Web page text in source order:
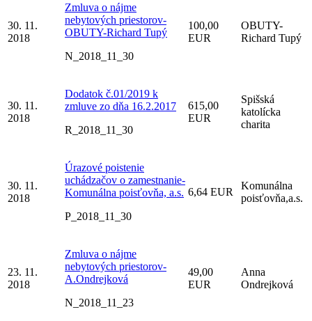
30. 11.
2018
Zmluva o nájme
nebytových priestorov-
OBUTY-Richard Tupý
N_2018_11_30
100,00
EUR
OBUTY-
Richard Tupý
30. 11.
2018
Dodatok č.01/2019 k
zmluve zo dňa 16.2.2017
R_2018_11_30
615,00
EUR
Spišská
katolícka
charita
30. 11.
2018
Úrazové poistenie
uchádzačov o zamestnanie-
Komunálna poisťovňa, a.s.
P_2018_11_30
6,64 EUR
Komunálna
poisťovňa,a.s.
23. 11.
2018
Zmluva o nájme
nebytových priestorov-
A.Ondrejková
N_2018_11_23
49,00
EUR
Anna
Ondrejková